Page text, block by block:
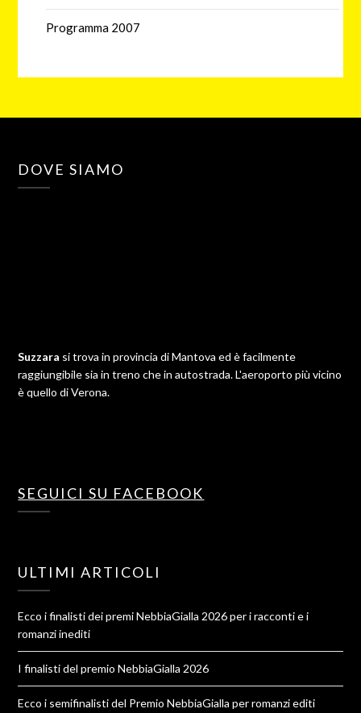
Programma 2007
DOVE SIAMO
Suzzara si trova in provincia di Mantova ed è facilmente
raggiungibile sia in treno che in autostrada. L'aeroporto più vicino
è quello di Verona.
SEGUICI SU FACEBOOK
ULTIMI ARTICOLI
Ecco i finalisti dei premi NebbiaGialla 2026 per i racconti e i
romanzi inediti
I finalisti del premio NebbiaGialla 2026
Ecco i semifinalisti del Premio NebbiaGialla per romanzi editi